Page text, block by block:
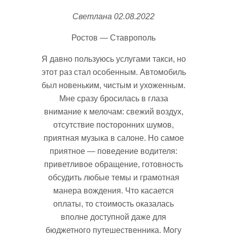
Светлана 02.08.2022
Ростов — Ставрополь
Я давно пользуюсь услугами такси, но
этот раз стал особенным. Автомобиль
был новеньким, чистым и ухоженным.
Мне сразу бросилась в глаза
внимание к мелочам: свежий воздух,
отсутствие посторонних шумов,
приятная музыка в салоне. Но самое
приятное — поведение водителя:
приветливое обращение, готовность
обсудить любые темы и грамотная
манера вождения. Что касается
оплаты, то стоимость оказалась
вполне доступной даже для
бюджетного путешественника. Могу